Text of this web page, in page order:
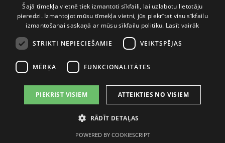
© 2020 Interbaltija AG. Visas tiesības aizsargātas.
IEGĀDĀŠANĀS UN NODOŠANA NEPILNGADĪGĀM PERSONĀM IR
AIZLIEGTA.
Šajā tīmekļa vietnē tiek izmantoti sīkfaili, lai uzlabotu lietotāju
pieredzi. Izmantojot mūsu tīmekļa vietni, jūs piekrītat visu sīkfailu
izmantošanai saskaņā ar mūsu sīkfailu politiku. Lasīt vairāk
STRIKTI NEPIECIEŠAMIE VEIKTSPĒJAS
MĒRĶA FUNKCIONALITĀTES
PIEKRIST VISIEM ATTEIKTIES NO VISIEM
RĀDĪT DETAĻAS
POWERED BY COOKIESCRIPT